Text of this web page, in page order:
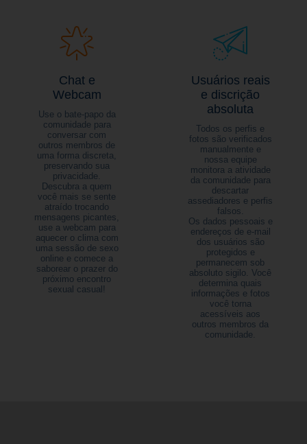
Chat e
Webcam
Use o bate-papo da
comunidade para
conversar com
outros membros de
uma forma discreta,
preservando sua
privacidade.
Descubra a quem
você mais se sente
atraído trocando
mensagens picantes,
use a webcam para
aquecer o clima com
uma sessão de sexo
online e comece a
saborear o prazer do
próximo encontro
sexual casual!
Usuários reais
e discrição
absoluta
Todos os perfis e
fotos são verificados
manualmente e
nossa equipe
monitora a atividade
da comunidade para
descartar
assediadores e perfis
falsos.
Os dados pessoais e
endereços de e-mail
dos usuários são
protegidos e
permanecem sob
absoluto sigilo. Você
determina quais
informações e fotos
você torna
acessíveis aos
outros membros da
comunidade.